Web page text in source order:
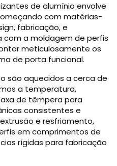
de alumínio envolve
com matérias-
fabricação, e
a moldagem de perfis
meticulosamente os
de porta funcional.
são aquecidos a cerca de
a temperatura,
de têmpera para
consistentes e
e resfriamento,
em comprimentos de
rígidas para fabricação